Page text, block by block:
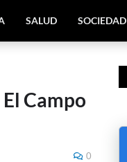
SALUD SOCIEDAD
Campo
0